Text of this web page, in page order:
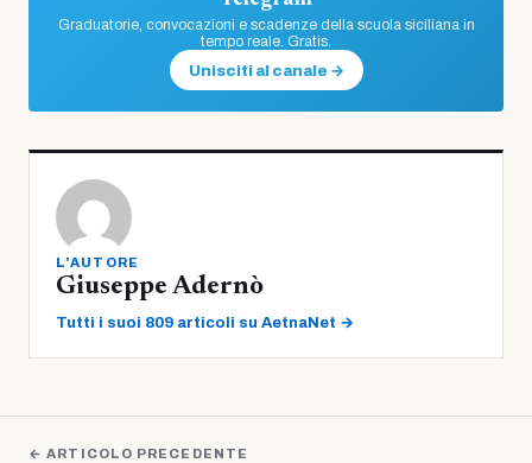
Graduatorie, convocazioni e scadenze della scuola siciliana in
tempo reale. Gratis.
Unisciti al canale →
L'AUTORE
Giuseppe Adernò
Tutti i suoi 809 articoli su AetnaNet →
← ARTICOLO PRECEDENTE